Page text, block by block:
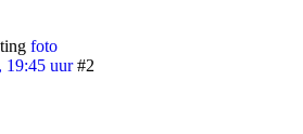
foto
19:45 uur #2